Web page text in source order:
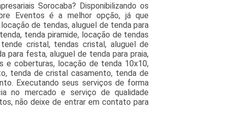
Sorocaba? Disponibilizando os
Eventos é a melhor opção, já que
de tendas, aluguel de tenda para
tenda piramide, locação de tendas
cristal, tendas cristal, aluguel de
para festa, aluguel de tenda para praia,
e coberturas, locação de tenda 10x10,
tenda de cristal casamento, tenda de
Executando seus serviços de forma
no mercado e serviço de qualidade
não deixe de entrar em contato para